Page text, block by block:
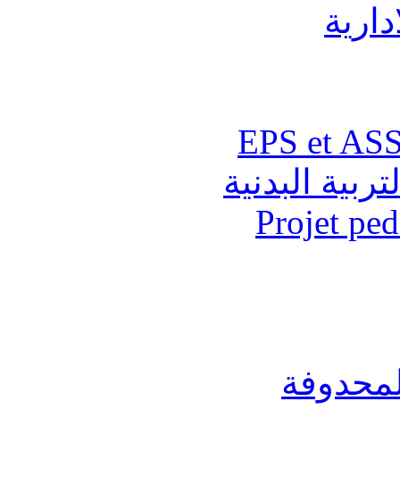
البدنية
Projet